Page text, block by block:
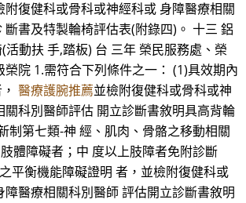
附復健科或骨科或神經科或 身障醫療相關
書及特製輪椅評估表(附錄四)。 十三 鋁
活動扶 手,踏板) 台 三年 榮民服務處、榮
院 1.需符合下列條件之一： (1)具效期內
醫療護腕推薦並檢附復健科或骨科或神
關科別醫師評估 開立診斷書敘明具高背輪
制第七類-神 經、肌肉、骨骼之移動相關
體障礙者；中 度以上肢障者免附診斷
平衡機能障礙證明 者，並檢附復健科或
障醫療相關科別醫師 評估開立診斷書敘明